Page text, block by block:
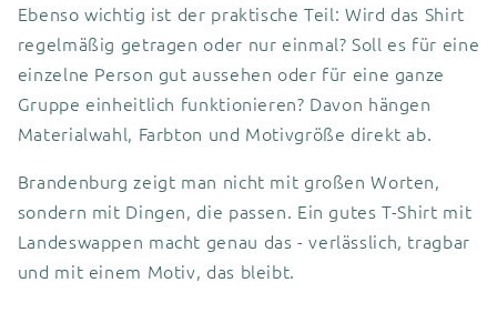
Ebenso wichtig ist der praktische Teil: Wird das Shirt
regelmäßig getragen oder nur einmal? Soll es für eine
einzelne Person gut aussehen oder für eine ganze
Gruppe einheitlich funktionieren? Davon hängen
Materialwahl, Farbton und Motivgröße direkt ab.
Brandenburg zeigt man nicht mit großen Worten,
sondern mit Dingen, die passen. Ein gutes T-Shirt mit
Landeswappen macht genau das - verlässlich, tragbar
und mit einem Motiv, das bleibt.